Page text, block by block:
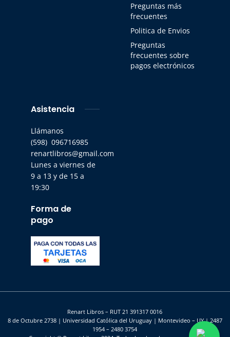
Preguntas más
frecuentes
Politica de Envios
Preguntas
frecuentes sobre
pagos electrónicos
Asistencia
Llámanos
(598) 096716985
renartlibros@gmail.com
Lunes a viernes de
9 a 13 y de 15 a
19:30
Forma de
pago
Renart Libros – RUT 21 391317 0016
8 de Octubre 2738 | Universidad Católica del Uruguay | Montevideo – UY | 2487
1954 – 2480 3754